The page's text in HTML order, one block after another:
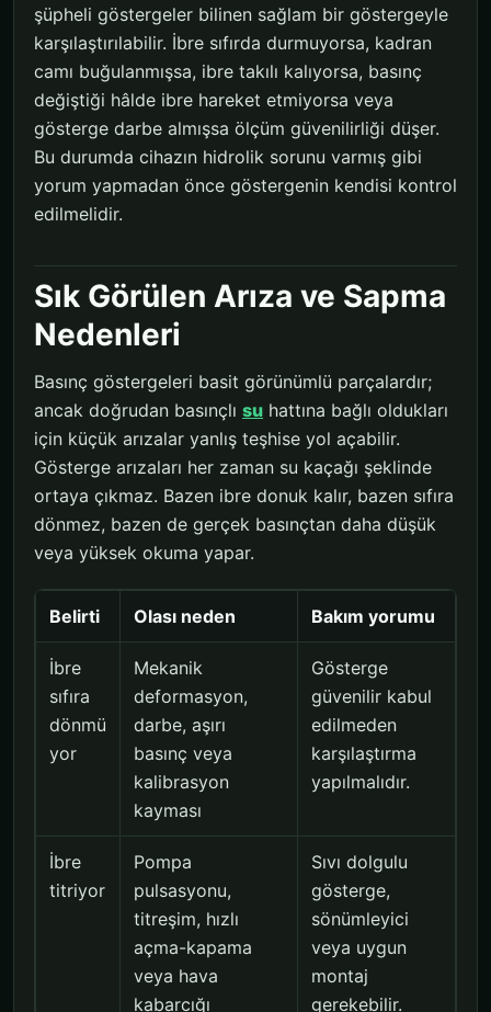
şüpheli göstergeler bilinen sağlam bir göstergeyle
karşılaştırılabilir. İbre sıfırda durmuyorsa, kadran
camı buğulanmışsa, ibre takılı kalıyorsa, basınç
değiştiği hâlde ibre hareket etmiyorsa veya
gösterge darbe almışsa ölçüm güvenilirliği düşer.
Bu durumda cihazın hidrolik sorunu varmış gibi
yorum yapmadan önce göstergenin kendisi kontrol
edilmelidir.
Sık Görülen Arıza ve Sapma
Nedenleri
Basınç göstergeleri basit görünümlü parçalardır;
ancak doğrudan basınçlı su hattına bağlı oldukları
için küçük arızalar yanlış teşhise yol açabilir.
Gösterge arızaları her zaman su kaçağı şeklinde
ortaya çıkmaz. Bazen ibre donuk kalır, bazen sıfıra
dönmez, bazen de gerçek basınçtan daha düşük
veya yüksek okuma yapar.
Belirti Olası neden Bakım yorumu
İbre
sıfıra
dönmü
yor
Mekanik
deformasyon,
darbe, aşırı
basınç veya
kalibrasyon
kayması
Gösterge
güvenilir kabul
edilmeden
karşılaştırma
yapılmalıdır.
İbre
titriyor
Pompa
pulsasyonu,
titreşim, hızlı
açma-kapama
veya hava
kabarcığı
Sıvı dolgulu
gösterge,
sönümleyici
veya uygun
montaj
gerekebilir.